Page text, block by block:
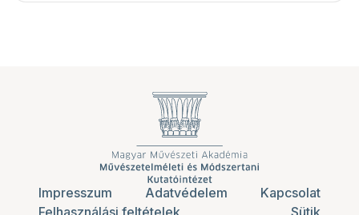
Impresszum Adatvédelem
Kapcsolat
Felhasználási feltételek
Sütik